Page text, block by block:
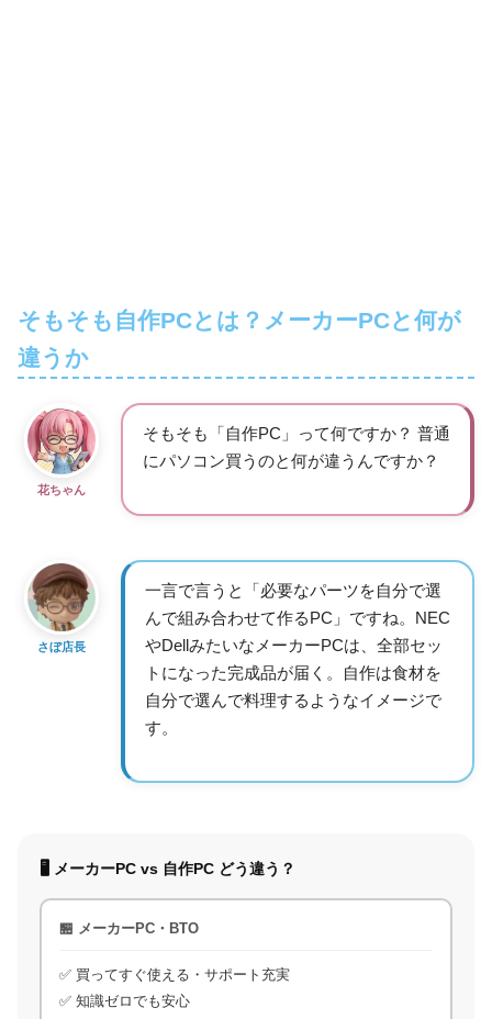
そもそも自作PCとは？メーカーPCと何が
違うか
花ちゃん
そもそも「自作PC」って何ですか？ 普通
にパソコン買うのと何が違うんですか？
さぼ店長
一言で言うと「必要なパーツを自分で選
んで組み合わせて作るPC」ですね。NEC
やDellみたいなメーカーPCは、全部セッ
トになった完成品が届く。自作は食材を
自分で選んで料理するようなイメージで
す。
🖥 メーカーPC vs 自作PC どう違う？
🏪 メーカーPC・BTO
✅ 買ってすぐ使える・サポート充実
✅ 知識ゼロでも安心